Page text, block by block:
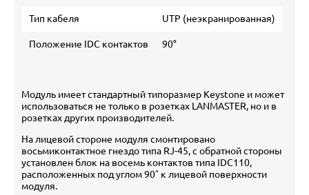
Тип кабеля UTP (неэкранированная)
Положение IDC контактов 90°
Модуль имеет стандартный типоразмер Keystone и может
использоваться не только в розетках LANMASTER, но и в
розетках других производителей.
На лицевой стороне модуля смонтировано
восьмиконтактное гнездо типа RJ-45, с обратной стороны
установлен блок на восемь контактов типа IDC110,
расположенных под углом 90˚ к лицевой поверхности
модуля.